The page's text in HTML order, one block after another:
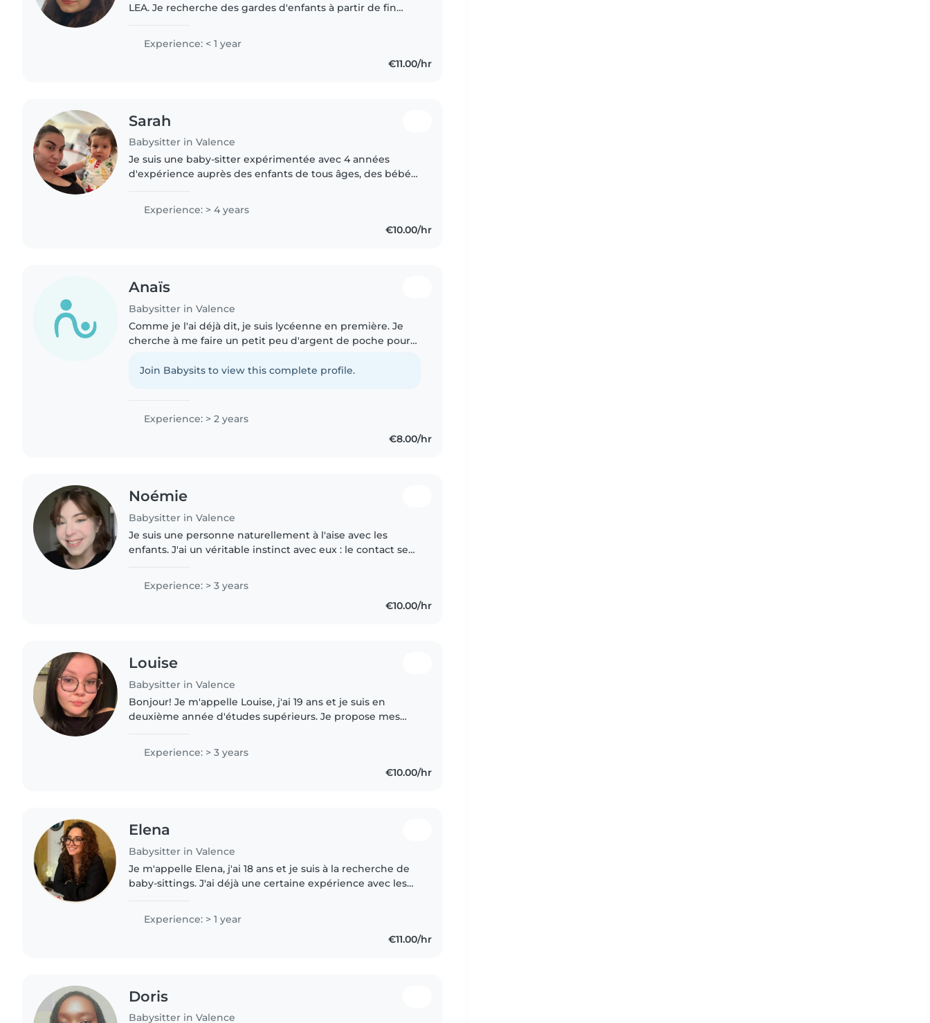
LEA. Je recherche des gardes d'enfants à partir de fin
Experience: < 1 year
€11.00/hr
Sarah
Babysitter in Valence
Je suis une baby-sitter expérimentée avec 4 années
d'expérience auprès des enfants de tous âges, des bébés
ce qui me permet..
Experience: > 4 years
€10.00/hr
Anaïs
Babysitter in Valence
Comme je l'ai déjà dit, je suis lycéenne en première. Je
cherche à me faire un petit peu d'argent de poche pour
fais du violon..
Join Babysits to view this complete profile.
Experience: > 2 years
€8.00/hr
Noémie
Babysitter in Valence
Je suis une personne naturellement à l'aise avec les
enfants. J'ai un véritable instinct avec eux : le contact se
j'adore passer..
Experience: > 3 years
€10.00/hr
Louise
Babysitter in Valence
Bonjour! Je m'appelle Louise, j'ai 19 ans et je suis en
deuxième année d'études supérieurs. Je propose mes
d'expérience,..
Experience: > 3 years
€10.00/hr
Elena
Babysitter in Valence
Je m'appelle Elena, j'ai 18 ans et je suis à la recherche de
baby-sittings. J'ai déjà une certaine expérience avec les
Experience: > 1 year
€11.00/hr
Doris
Babysitter in Valence